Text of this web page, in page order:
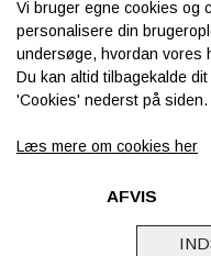
Om os
Levering & betaling
Retur
Samarbejde
Vi bruger egne cookies og
personalisere din
undersøge, hvordan vores
Du kan altid tilbagekalde
'Cookies' nederst på siden.
Læs mere om cookies her
AFVIS